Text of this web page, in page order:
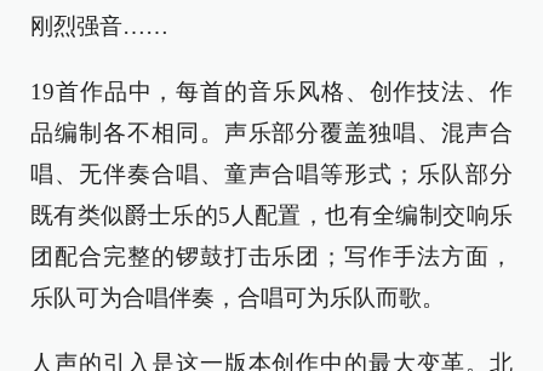
刚烈强音……
19首作品中，每首的音乐风格、创作技法、作
品编制各不相同。声乐部分覆盖独唱、混声合
唱、无伴奏合唱、童声合唱等形式；乐队部分
既有类似爵士乐的5人配置，也有全编制交响乐
团配合完整的锣鼓打击乐团；写作手法方面，
乐队可为合唱伴奏，合唱可为乐队而歌。
人声的引入是这一版本创作中的最大变革。北